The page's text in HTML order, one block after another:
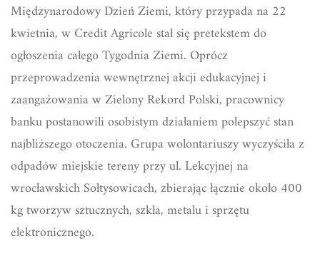
Międzynarodowy Dzień Ziemi, który przypada na 22
kwietnia, w Credit Agricole stał się pretekstem do
ogłoszenia całego Tygodnia Ziemi. Oprócz
przeprowadzenia wewnętrznej akcji edukacyjnej i
zaangażowania w Zielony Rekord Polski, pracownicy
banku postanowili osobistym działaniem polepszyć stan
najbliższego otoczenia. Grupa wolontariuszy wyczyściła z
odpadów miejskie tereny przy ul. Lekcyjnej na
wrocławskich Sołtysowicach, zbierając łącznie około 400
kg tworzyw sztucznych, szkła, metalu i sprzętu
elektronicznego.